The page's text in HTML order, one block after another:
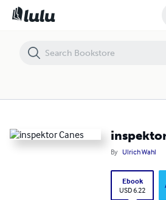
By Ulrich Wahl
Ebook
USD 6.22
inspektor Canes